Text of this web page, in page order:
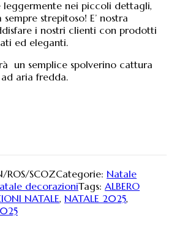
leggermente nei piccoli dettagli,
strepitoso! E’ nostra
i nostri clienti con prodotti
ed eleganti.
un semplice spolverino cattura
aria fredda.
ROS/SCOZCategorie: Natale
decorazioniTags: ALBERO
NATALE, NATALE 2025,